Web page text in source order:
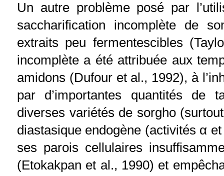
Un autre problème posé par
saccharification incomplète de
extraits peu fermentescibles
incomplète a été attribuée aux
amidons (Dufour et al., 1992), à
par d’importantes quantités de
diverses variétés de sorgho
diastasique endogène (activités α
ses parois cellulaires
(Etokakpan et al., 1990) et